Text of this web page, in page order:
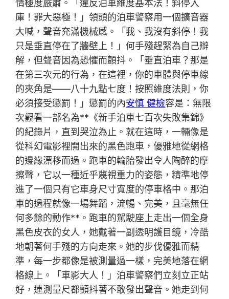
情極度嚴肅。「違反泊車維度基本法！斜停入
庫！罪大惡極！」領頭的泊車警察用一個擴音器
大喊，聲音充滿機械感。「我、我沒有斜停！我
只是垂直停在了牆壁上！」何手殘趕緊為自己辯
解，但聲音因為恐懼而顫抖。「垂直泊車？那是
在第三次元的行為，在這裡，你的車體與停車線
的夾角是——八十九點七度！按照維度法則，你
必須接受懲罰！」懲罰的內安慎 健檢容是：無限
次觀看一部名為**《新手泊車七百次失敗集錦》
的紀錄片，直到哭泣為止。就在這時，一輛像是
從科幻電影裡開出來的黑色跑車，優雅地從網格
的邊緣漂移而過。跑車的輪胎發出令人陶醉的摩
擦聲，它以一種近乎蔑視重力的姿態，精準地停
進了一個只有它車身尺寸寬度的停車格中。那泊
車的過程就像一場舞蹈，流暢、完美，且毫無任
何多餘的動作**。跑車的駕駛座上走出一個全身
黑色皮衣的女人，她戴著一副透明護目鏡，冷酷
地朝著何手殘的方向走來。她的步伐優雅而精
準，每一步都像是被測量過一樣，完美地落在網
格線上。「車影大人！」泊車警察們立刻立正站
好，連測量尺都顫抖著不敢發出聲音。她走到何